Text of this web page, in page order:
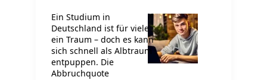
Ein Studium in
Deutschland ist für viele
ein Traum – doch es kann
sich schnell als Albtraum
entpuppen. Die
Abbruchquote